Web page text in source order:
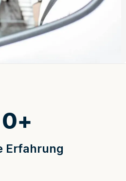
Erfahrung
0+